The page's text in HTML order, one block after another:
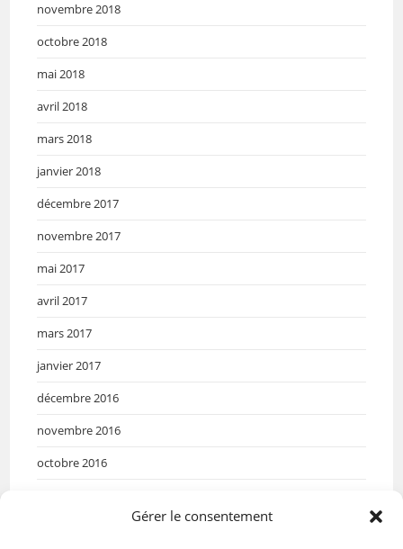
Gérer le consentement
novembre 2018
octobre 2018
mai 2018
avril 2018
mars 2018
janvier 2018
décembre 2017
novembre 2017
mai 2017
avril 2017
mars 2017
janvier 2017
décembre 2016
novembre 2016
octobre 2016